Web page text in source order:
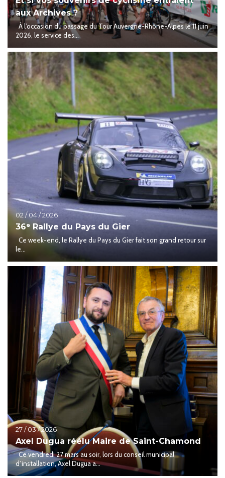
aux Archives ?
À l’occasion du passage du Tour Auvergne-Rhône-Alpes le 11 juin
2026, le service des...
02 / 04 / 2026
36ᵉ Rallye du Pays du Gier
Ce week-end, le Rallye du Pays du Gier fait son grand retour sur
le...
27 / 03 / 2026
Axel Dugua réélu Maire de Saint-Chamond
Ce vendredi 27 mars au soir, lors du conseil municipal
d’installation, Axel Dugua a...